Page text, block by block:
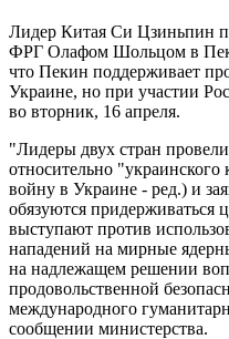
Лидер Китая Си Цзиньпин
ФРГ Олафом Шольцом в
что Пекин поддерживает
Украине, но при участии
во вторник, 16 апреля.
"Лидеры двух стран
относительно
войну в Украине - ред.) и
обязуются
выступают против
нападений на мирные
на надлежащем решении
продовольственной
международного
сообщении министерства.